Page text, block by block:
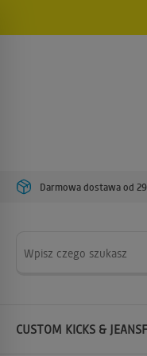
Darmowa dostawa od
CUSTOM KICKS & JEANS